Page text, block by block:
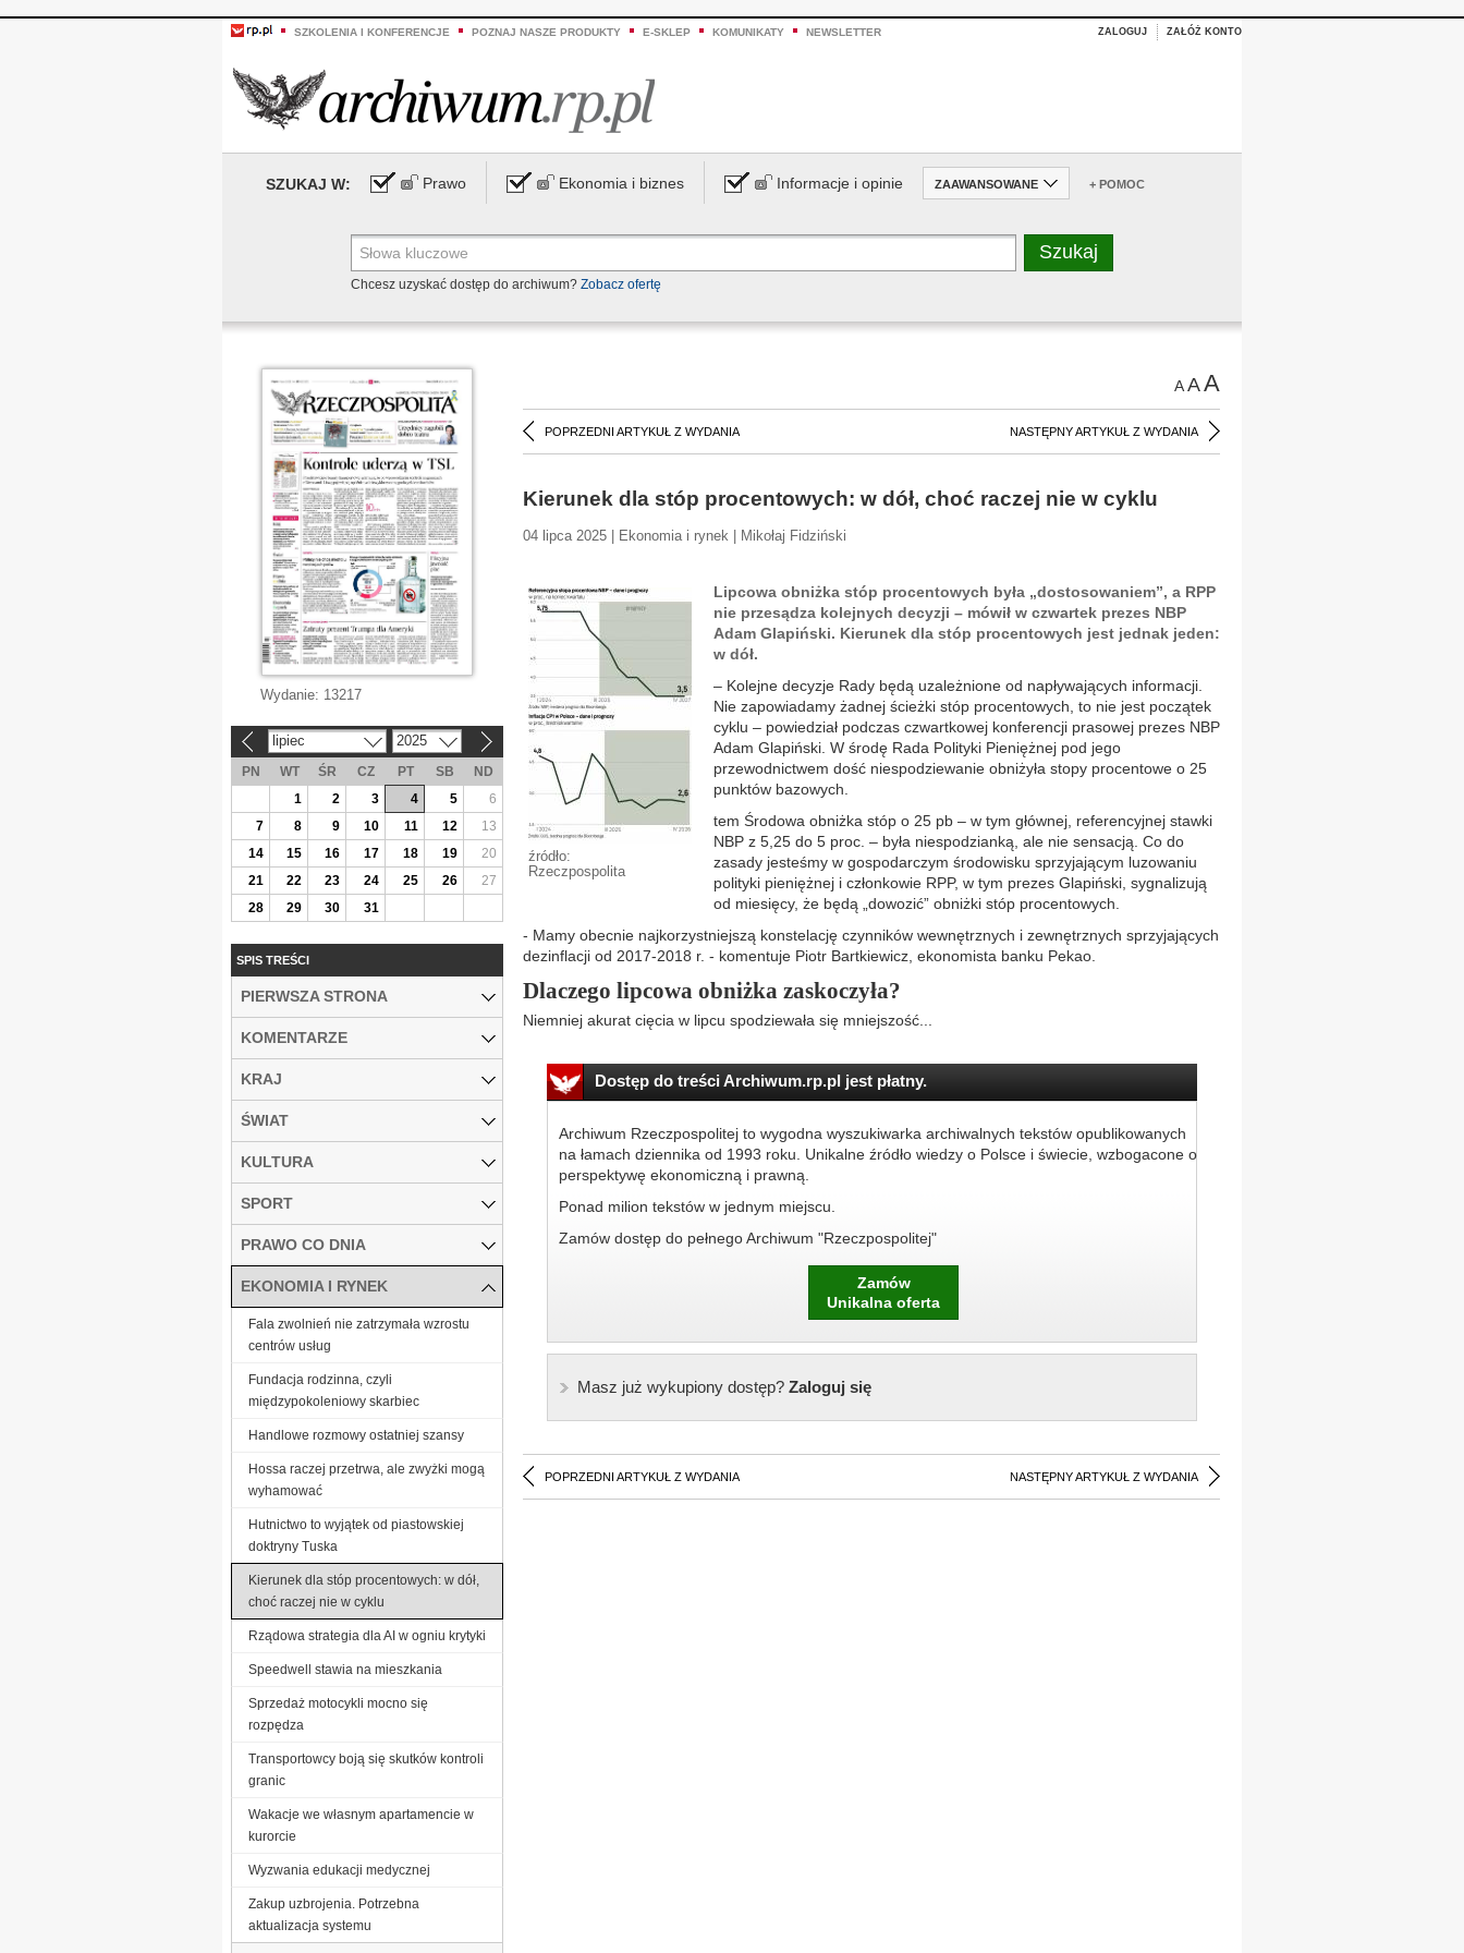
SZKOLENIA I KONFERENCJE POZNAJ NASZE PRODUKTY E-SKLEP KOMUNIKATY NEWSLETTER ZALOGUJ ZAŁÓŻ KONTO
SZUKAJ W: Prawo Ekonomia i biznes Informacje i opinie ZAAWANSOWANE + POMOC
Chcesz uzyskać dostęp do archiwum? Zobacz ofertę
AAA
POPRZEDNI ARTYKUŁ Z WYDANIA NASTĘPNY ARTYKUŁ Z WYDANIA
Kierunek dla stóp procentowych: w dół, choć raczej nie w cyklu
04 lipca 2025 | Ekonomia i rynek | Mikołaj Fidziński
źródło:
Rzeczpospolita
Lipcowa obniżka stóp procentowych była „dostosowaniem”, a RPP
nie przesądza kolejnych decyzji – mówił w czwartek prezes NBP
Adam Glapiński. Kierunek dla stóp procentowych jest jednak jeden:
w dół.
– Kolejne decyzje Rady będą uzależnione od napływających informacji.
Nie zapowiadamy żadnej ścieżki stóp procentowych, to nie jest początek
cyklu – powiedział podczas czwartkowej konferencji prasowej prezes NBP
Adam Glapiński. W środę Rada Polityki Pieniężnej pod jego
przewodnictwem dość niespodziewanie obniżyła stopy procentowe o 25
punktów bazowych.
tem Środowa obniżka stóp o 25 pb – w tym głównej, referencyjnej stawki
NBP z 5,25 do 5 proc. – była niespodzianką, ale nie sensacją. Co do
zasady jesteśmy w gospodarczym środowisku sprzyjającym luzowaniu
polityki pieniężnej i członkowie RPP, w tym prezes Glapiński, sygnalizują
od miesięcy, że będą „dowozić” obniżki stóp procentowych.
- Mamy obecnie najkorzystniejszą konstelację czynników wewnętrznych i zewnętrznych sprzyjających
dezinflacji od 2017-2018 r. - komentuje Piotr Bartkiewicz, ekonomista banku Pekao.
Dlaczego lipcowa obniżka zaskoczyła?
Niemniej akurat cięcia w lipcu spodziewała się mniejszość...
Dostęp do treści Archiwum.rp.pl jest płatny.
Archiwum Rzeczpospolitej to wygodna wyszukiwarka archiwalnych tekstów opublikowanych
na łamach dziennika od 1993 roku. Unikalne źródło wiedzy o Polsce i świecie, wzbogacone o
perspektywę ekonomiczną i prawną.
Ponad milion tekstów w jednym miejscu.
Zamów dostęp do pełnego Archiwum "Rzeczpospolitej"
Zamów
Unikalna oferta
Masz już wykupiony dostęp?Zaloguj się
POPRZEDNI ARTYKUŁ Z WYDANIA NASTĘPNY ARTYKUŁ Z WYDANIA
Wydanie: 13217
lipiec 2025
PN WT ŚR CZ PT SB
ND
1
2 3 4 5
6
7
8 9 10 11 12
13
14
15 16 17 18 19
20
21
22 23 24 25 26
27
28
29 30 31
SPIS TREŚCI
PIERWSZA STRONA
KOMENTARZE
KRAJ
ŚWIAT
KULTURA
SPORT
PRAWO CO DNIA
EKONOMIA I RYNEK
Fala zwolnień nie zatrzymała wzrostu
centrów usług
Fundacja rodzinna, czyli
międzypokoleniowy skarbiec
Handlowe rozmowy ostatniej szansy
Hossa raczej przetrwa, ale zwyżki mogą
wyhamować
Hutnictwo to wyjątek od piastowskiej
doktryny Tuska
Kierunek dla stóp procentowych: w dół,
choć raczej nie w cyklu
Rządowa strategia dla AI w ogniu krytyki
Speedwell stawia na mieszkania
Sprzedaż motocykli mocno się
rozpędza
Transportowcy boją się skutków kontroli
granic
Wakacje we własnym apartamencie w
kurorcie
Wyzwania edukacji medycznej
Zakup uzbrojenia. Potrzebna
aktualizacja systemu